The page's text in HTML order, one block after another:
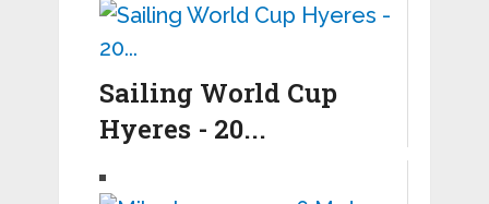
Sailing World Cup
Hyeres - 20...